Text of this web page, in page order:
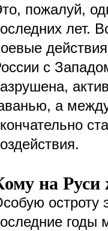
пожалуй,
лет.
с
а
на
остроту
годы